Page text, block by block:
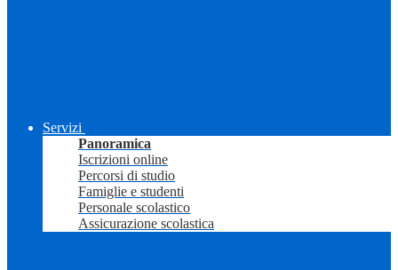
Servizi
Panoramica
Iscrizioni online
Percorsi di studio
Famiglie e studenti
Personale scolastico
Assicurazione scolastica